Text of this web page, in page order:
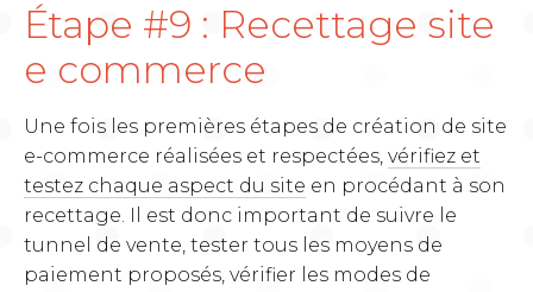
Étape #9 : Recettage site
e commerce
Une fois les premières étapes de création de site
e-commerce réalisées et respectées, vérifiez et
testez chaque aspect du site en procédant à son
recettage. Il est donc important de suivre le
tunnel de vente, tester tous les moyens de
paiement proposés, vérifier les modes de